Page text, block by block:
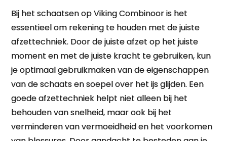
Bij het schaatsen op Viking Combinoor is het
essentieel om rekening te houden met de juiste
afzettechniek. Door de juiste afzet op het juiste
moment en met de juiste kracht te gebruiken, kun
je optimaal gebruikmaken van de eigenschappen
van de schaats en soepel over het ijs glijden. Een
goede afzettechniek helpt niet alleen bij het
behouden van snelheid, maar ook bij het
verminderen van vermoeidheid en het voorkomen